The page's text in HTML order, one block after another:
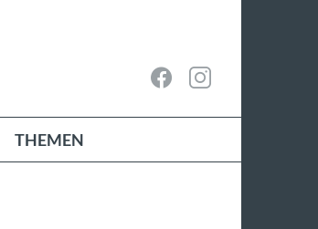
THEMEN